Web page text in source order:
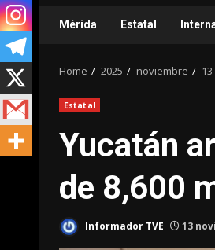
Mérida Estatal
Home 2025 noviembre 13
Estatal
Yucatán
de 8,600
Informador TVE 13